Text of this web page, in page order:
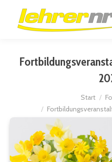
Sie befinden sich hier:Start